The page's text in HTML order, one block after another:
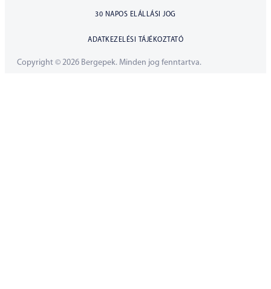
30 NAPOS ELÁLLÁSI JOG
ADATKEZELÉSI TÁJÉKOZTATÓ
Copyright © 2026 Bergepek. Minden jog fenntartva.